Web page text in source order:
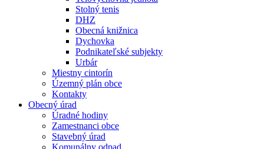
Stolný tenis
DHZ
Obecná knižnica
Dychovka
Podnikateľské subjekty
Urbár
Miestny cintorín
Územný plán obce
Kontakty
Obecný úrad
Úradné hodiny
Zamestnanci obce
Stavebný úrad
Komunálny odpad